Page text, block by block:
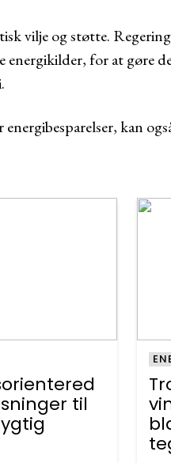
vilje og støtte.
for at gøre
kan
til